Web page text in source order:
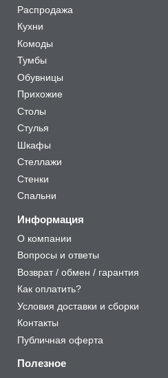
Распродажа
Кухни
Комоды
Тумбы
Обувницы
Прихожие
Столы
Стулья
Шкафы
Стеллажи
Стенки
Спальни
Информация
О компании
Вопросы и ответы
Возврат / обмен / гарантия
Как оплатить?
Условия доставки и сборки
Контакты
Публичная оферта
Полезное